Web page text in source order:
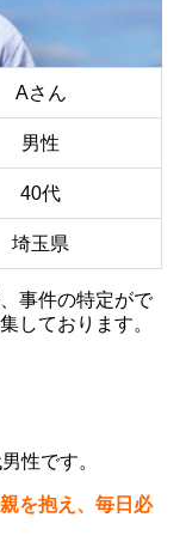
Aさん
男性
40代
埼玉県
事件の特定がで
しております。
性です。
を抱え、毎日必